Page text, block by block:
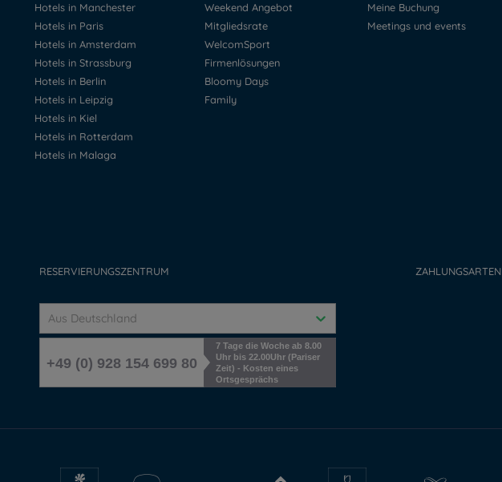
Hotels in Manchester
Hotels in Paris
Hotels in Amsterdam
Hotels in Strassburg
Hotels in Berlin
Hotels in Leipzig
Hotels in Kiel
Hotels in Rotterdam
Hotels in Malaga
Weekend Angebot
Mitgliedsrate
WelcomSport
Firmenlösungen
Bloomy Days
Family
Meine Buchung
Meetings und events
RESERVIERUNGSZENTRUM
Aus Deutschland
+49 (0) 928 154 699 80
7 Tage die Woche ab 8.00
Uhr bis 22.00Uhr (Pariser
Zeit) - Kosten eines
Ortsgesprächs
ZAHLUNGSARTEN